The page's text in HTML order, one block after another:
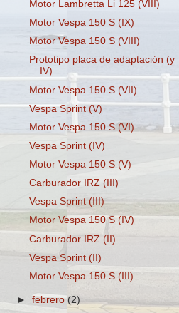
Motor Lambretta Li 125 (VIII)
Motor Vespa 150 S (IX)
Motor Vespa 150 S (VIII)
Prototipo placa de adaptación (y
IV)
Motor Vespa 150 S (VII)
Vespa Sprint (V)
Motor Vespa 150 S (VI)
Vespa Sprint (IV)
Motor Vespa 150 S (V)
Carburador IRZ (III)
Vespa Sprint (III)
Motor Vespa 150 S (IV)
Carburador IRZ (II)
Vespa Sprint (II)
Motor Vespa 150 S (III)
►febrero(2)